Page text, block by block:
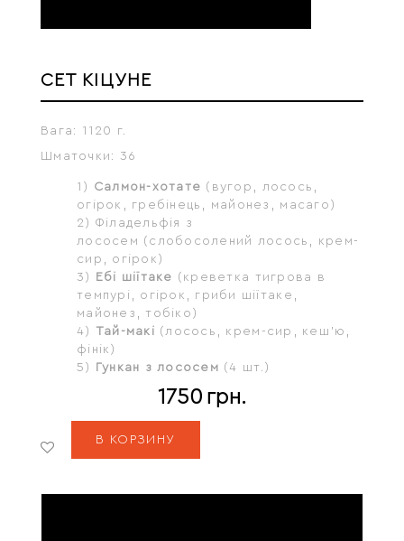
СЕТ КІЦУНЕ
Вага:
1120 г.
Шматочки:
36
1) Салмон-хотате (вугор, лосось,
огірок, гребінець, майонез, масаго)
2) Філадельфія з
лососем (слобосолений лосось, крем-
сир, огірок)
3)
Ебі шіїтаке (креветка тигрова в
темпурі, огірок, гриби шіїтаке,
майонез, тобіко)
4) Тай-макі (лосось, крем-сир, кеш'ю,
фінік)
5)
Гункан з лососем (4 шт.)
1750 грн.
В КОРЗИНУ